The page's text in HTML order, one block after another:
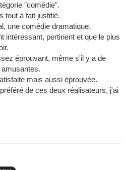
"comédie".
tout à fait justifié.
une comédie dramatique.
intéressant, pertinent et que le plus
éprouvant, même s'il y a de
mais aussi éprouvée.
de ces deux réalisateurs, j'ai